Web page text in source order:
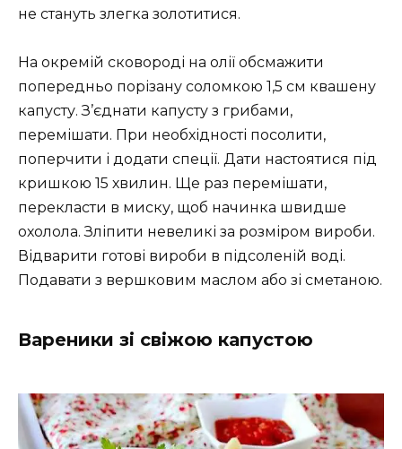
не стануть злегка золотитися.
На окремій сковороді на олії обсмажити
попередньо порізану соломкою 1,5 см квашену
капусту. З’єднати капусту з грибами,
перемішати. При необхідності посолити,
поперчити і додати спеції. Дати настоятися під
кришкою 15 хвилин. Ще раз перемішати,
перекласти в миску, щоб начинка швидше
охолола. Зліпити невеликі за розміром вироби.
Відварити готові вироби в підсоленій воді.
Подавати з вершковим маслом або зі сметаною.
Вареники зі свіжою капустою